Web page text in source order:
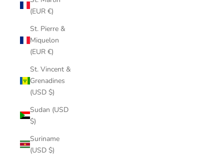
(EUR €)
St. Pierre &
Miquelon
(EUR €)
St. Vincent &
Grenadines
(USD $)
Sudan (USD
$)
Suriname
(USD $)